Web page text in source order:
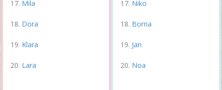
Mila
Dora
Klara
Lara
Niko
Borna
Jan
Noa